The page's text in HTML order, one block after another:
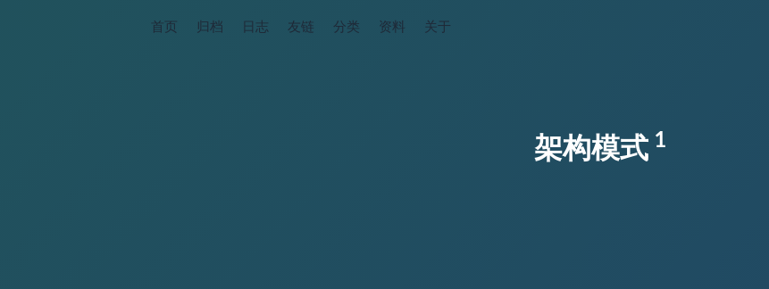
首页 归档 日志 友链 分类 资料 关于
架构模式 1